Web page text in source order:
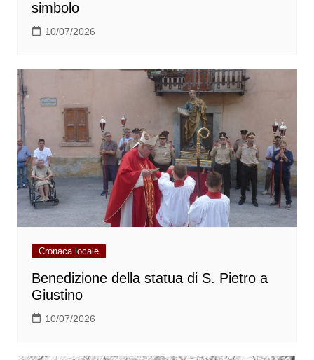
simbolo
10/07/2026
Cronaca locale
Benedizione della statua di S. Pietro a
Giustino
10/07/2026